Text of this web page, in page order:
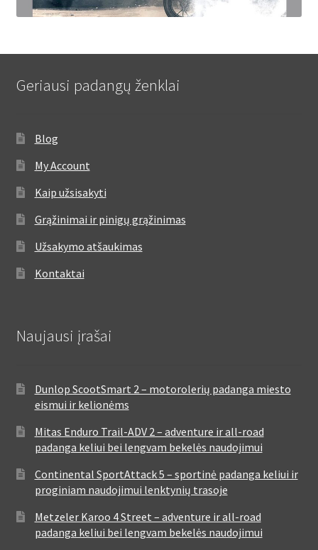
Geriausi padangų ženklai
Blog
My Account
Kaip užsisakyti
Grąžinimai ir pinigų grąžinimas
Užsakymo atšaukimas
Kontaktai
Naujausi įrašai
Dunlop ScootSmart 2 – motorolerių padanga miesto
eismui ir kelionėms
Mitas Enduro Trail-ADV 2 – adventure ir all-road
padanga keliui bei lengvam bekelės naudojimui
Continental SportAttack 5 – sportinė padanga keliui ir
proginiam naudojimui lenktynių trasoje
Metzeler Karoo 4 Street – adventure ir all-road
padanga keliui bei lengvam bekelės naudojimui